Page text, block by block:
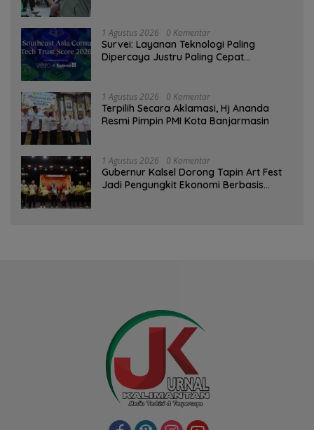
1 Agustus 2026 0 Komentar
Survei: Layanan Teknologi Paling
Dipercaya Justru Paling Cepat
1 Agustus 2026 0 Komentar
‎Terpilih Secara Aklamasi, Hj Ananda
Resmi Pimpin PMI Kota Banjarmasin
1 Agustus 2026 0 Komentar
Gubernur Kalsel Dorong Tapin Art Fest
Jadi Pengungkit Ekonomi Berbasis